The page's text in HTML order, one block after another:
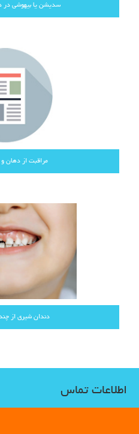
سدیشن یا بیهوشی در
مراقبت از دهان
دندان شیری از
اطلاعات تماس